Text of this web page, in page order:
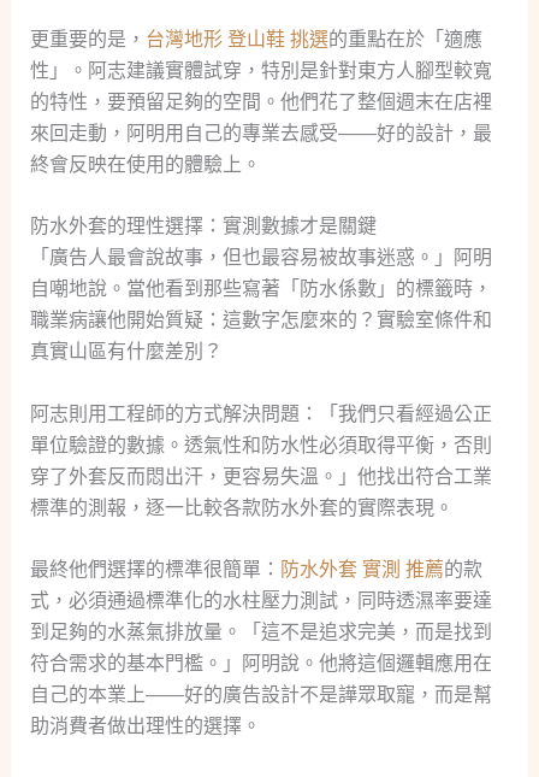
更重要的是， 台灣地形 登山鞋 挑選的重點在於「適應
性」。阿志建議實體試穿，特別是針對東方人腳型較寬
的特性，要預留足夠的空間。他們花了整個週末在店裡
來回走動，阿明用自己的專業去感受——好的設計，最
終會反映在使用的體驗上。
防水外套的理性選擇：實測數據才是關鍵
「廣告人最會說故事，但也最容易被故事迷惑。」阿明
自嘲地說。當他看到那些寫著「防水係數」的標籤時，
職業病讓他開始質疑：這數字怎麼來的？實驗室條件和
真實山區有什麼差別？
阿志則用工程師的方式解決問題：「我們只看經過公正
單位驗證的數據。透氣性和防水性必須取得平衡，否則
穿了外套反而悶出汗，更容易失溫。」他找出符合工業
標準的測報，逐一比較各款防水外套的實際表現。
最終他們選擇的標準很簡單： 防水外套 實測 推薦的款
式，必須通過標準化的水柱壓力測試，同時透濕率要達
到足夠的水蒸氣排放量。「這不是追求完美，而是找到
符合需求的基本門檻。」阿明說。他將這個邏輯應用在
自己的本業上——好的廣告設計不是譁眾取寵，而是幫
助消費者做出理性的選擇。